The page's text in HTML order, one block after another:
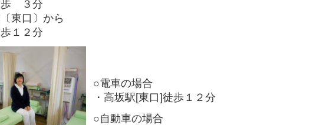
○電車の場合
・高坂駅[東口]徒歩１２分
○自動車の場合
歩 ３分
東口〕から
１２分